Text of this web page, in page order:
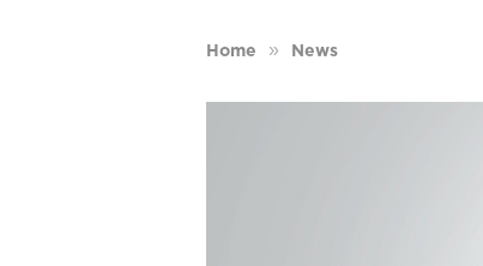
Home » News